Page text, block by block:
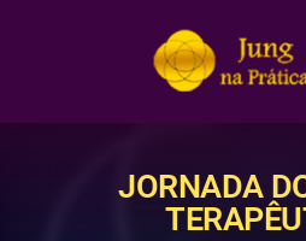
JORNADA